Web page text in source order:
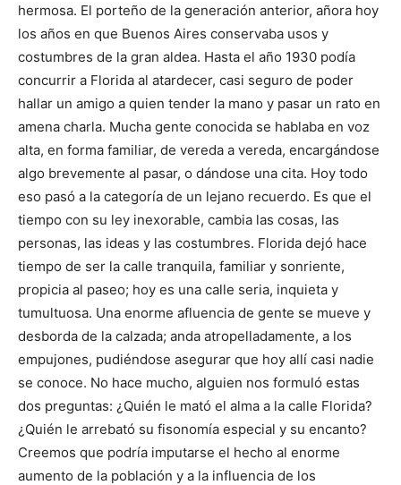
hermosa. El porteño de la generación anterior, añora hoy
los años en que Buenos Aires conservaba usos y
costumbres de la gran aldea. Hasta el año 1930 podía
concurrir a Florida al atardecer, casi seguro de poder
hallar un amigo a quien tender la mano y pasar un rato en
amena charla. Mucha gente conocida se hablaba en voz
alta, en forma familiar, de vereda a vereda, encargándose
algo brevemente al pasar, o dándose una cita. Hoy todo
eso pasó a la categoría de un lejano recuerdo. Es que el
tiempo con su ley inexorable, cambia las cosas, las
personas, las ideas y las costumbres. Florida dejó hace
tiempo de ser la calle tranquila, familiar y sonriente,
propicia al paseo; hoy es una calle seria, inquieta y
tumultuosa. Una enorme afluencia de gente se mueve y
desborda de la calzada; anda atropelladamente, a los
empujones, pudiéndose asegurar que hoy allí casi nadie
se conoce. No hace mucho, alguien nos formuló estas
dos preguntas: ¿Quién le mató el alma a la calle Florida?
¿Quién le arrebató su fisonomía especial y su encanto?
Creemos que podría imputarse el hecho al enorme
aumento de la población y a la influencia de los